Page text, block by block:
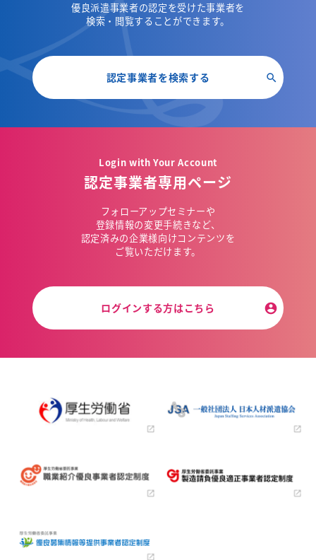
優良派遣事業者の認定を受けた事業者を
検索・閲覧することができます。
認定事業者を検索する
Login with Your Account
認定事業者専用ページ
フォローアップセミナーや
登録情報の変更手続きなど、
認定済みの企業様向けコンテンツを
ご覧いただけます。
ログインする方はこちら